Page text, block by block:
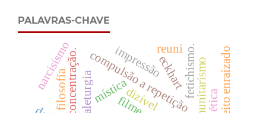
PALAVRAS-CHAVE
concentração.compulsão a repetição
filme sujeito enraizado
comunitarismo
fetichismo.
mística eckhart
dizível
impressão
narcisismo
aleturgia
filosofía
reuni